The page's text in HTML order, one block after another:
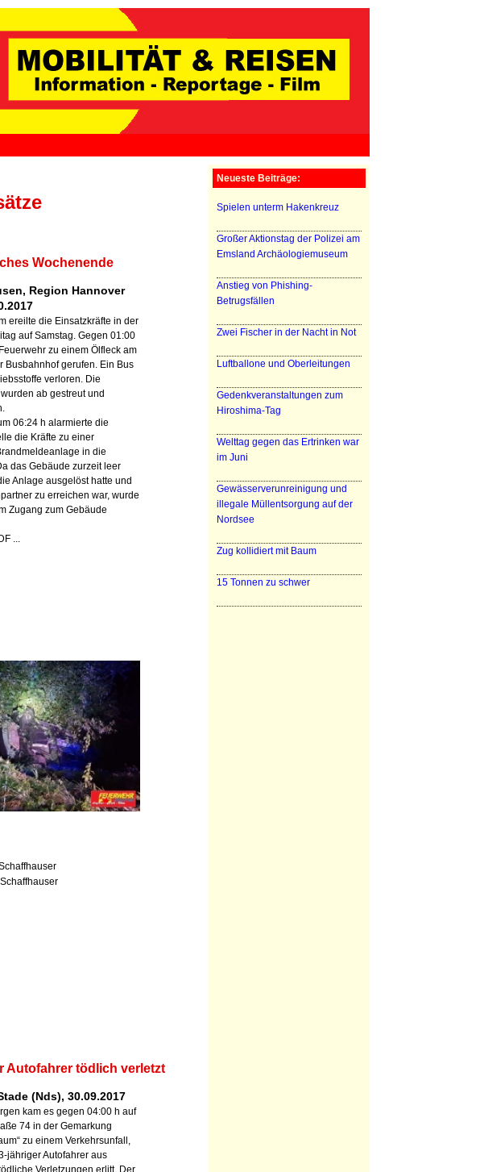
Neueste Beiträge:
Spielen unterm Hakenkreuz
Großer Aktionstag der Polizei am
Emsland Archäologiemuseum
Anstieg von Phishing-
Betrugsfällen
Zwei Fischer in der Nacht in Not
Luftballone und Oberleitungen
Gedenkveranstaltungen zum
Hiroshima-Tag
Welttag gegen das Ertrinken war
im Juni
Gewässerverunreinigung und
illegale Müllentsorgung auf der
Nordsee
Zug kollidiert mit Baum
15 Tonnen zu schwer
Wochenende
Region Hannover
ereilte die Einsatzkräfte in der
auf Samstag. Gegen 01:00
zu einem Ölfleck am
Busbahnhof gerufen. Ein Bus
verloren. Die
ab gestreut und
06:24 h alarmierte die
die Kräfte zu einer
in die
das Gebäude zurzeit leer
Anlage ausgelöst hatte und
zu erreichen war, wurde
Zugang zum Gebäude
...
Autofahrer tödlich verletzt
(Nds), 30.09.2017
kam es gegen 04:00 h auf
74 in der Gemarkung
zu einem Verkehrsunfall,
jähriger Autofahrer aus
Verletzungen erlitt. Der